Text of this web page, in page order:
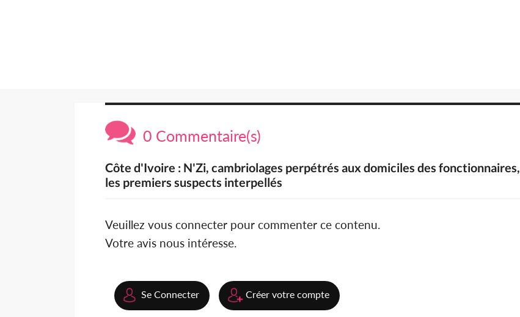
0 Commentaire(s)
Côte d'Ivoire : N'Zi, cambriolages perpétrés aux domiciles des fonctionnaires,
les premiers suspects interpellés
Veuillez vous connecter pour commenter ce contenu.
Votre avis nous intéresse.
Se Connecter Créer votre compte